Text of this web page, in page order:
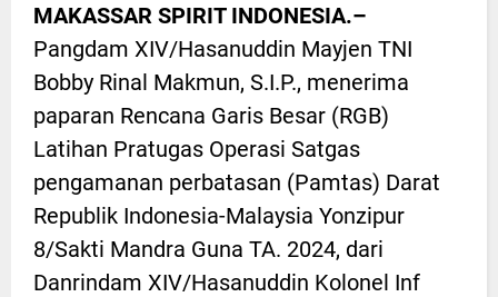
MAKASSAR SPIRIT INDONESIA.–
Pangdam XIV/Hasanuddin Mayjen TNI
Bobby Rinal Makmun, S.I.P., menerima
paparan Rencana Garis Besar (RGB)
Latihan Pratugas Operasi Satgas
pengamanan perbatasan (Pamtas) Darat
Republik Indonesia-Malaysia Yonzipur
8/Sakti Mandra Guna TA. 2024, dari
Danrindam XIV/Hasanuddin Kolonel Inf